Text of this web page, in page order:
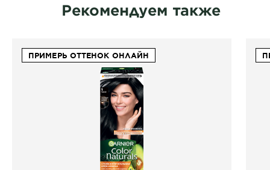
Рекомендуем также
ПРИМЕРЬ ОТТЕНОК ОНЛАЙН